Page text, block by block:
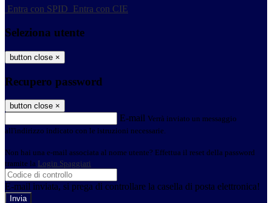
Entra con SPID Entra con CIE
Seleziona utente
button close ×
Recupero password
button close ×
E-mail Verrà inviato un messaggio
all'indirizzo indicato con le istruzioni necessarie.
Non hai una e-mail associata al nome utente? Effettua il reset della password
tramite la Login Spaggiari
E-mail inviata, si prega di controllare la casella di posta elettronica!